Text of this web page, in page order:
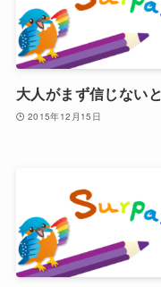
大人がまず信じないと
2015年12月15日